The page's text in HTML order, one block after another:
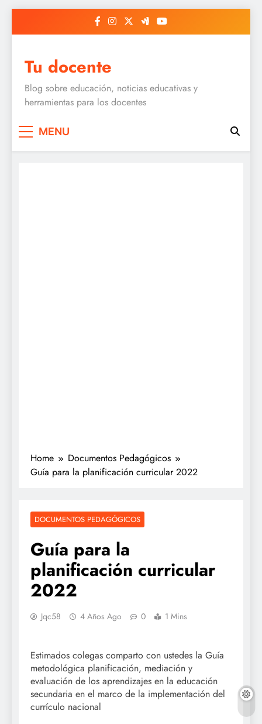
Tu docente
Blog sobre educación, noticias educativas y
herramientas para los docentes
MENU
Home
Documentos Pedagógicos
Guía para la planificación curricular 2022
DOCUMENTOS PEDAGÓGICOS
Guía para la
planificación curricular
2022
Jqc58 4 Años Ago 0 1 Mins
Estimados colegas comparto con ustedes la Guía
metodológica planificación, mediación y
evaluación de los aprendizajes en la educación
secundaria en el marco de la implementación del
currículo nacional